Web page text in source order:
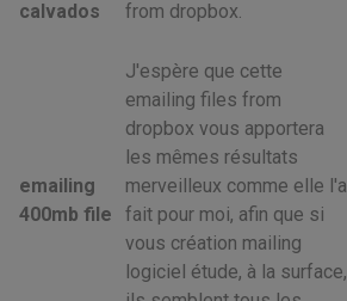
calvados
from dropbox.
emailing
400mb file
J'espère que cette
emailing files from
dropbox vous apportera
les mêmes résultats
merveilleux comme elle l'a
fait pour moi, afin que si
vous création mailing
logiciel étude, à la surface,